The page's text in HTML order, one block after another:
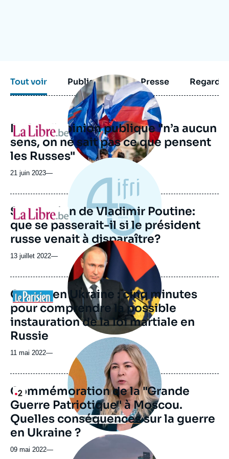
Tout voir Publications Presse
Logo
Image
principale
médiatique
Parler d’opinion publique "n’a aucun
sens, on ne sait pas ce que pensent
les Russes"
21 juin 2023—
Logo
Succession de Vladimir Poutine:
que se passerait-il si le président
russe venait à disparaître?
13 juillet 2022—
Logo
Image
principale
médiatique
Guerre en Ukraine : cinq minutes
pour comprendre la possible
instauration de la loi martiale en
Russie
11 mai 2022—
Logo
principale
médiatique
Commémoration de la "Grande
Guerre Patriotique" à Moscou.
Quelles conséquences sur la guerre
en Ukraine ?
09 mai 2022—
Image
principale